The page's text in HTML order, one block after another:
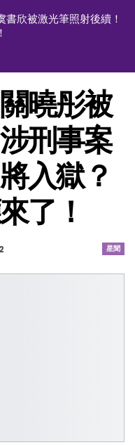
欣被激光筆照射後續！
曉彤被
刑事案
入獄？
了！
星聞